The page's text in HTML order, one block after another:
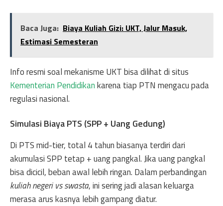
Baca Juga: Biaya Kuliah Gizi: UKT, Jalur Masuk,
Estimasi Semesteran
Info resmi soal mekanisme UKT bisa dilihat di situs
Kementerian Pendidikankarena tiap PTN mengacu pada
regulasi nasional.
Simulasi Biaya PTS (SPP + Uang Gedung)
Di PTS mid-tier, total 4 tahun biasanya terdiri dari
akumulasi SPP tetap + uang pangkal. Jika uang pangkal
bisa dicicil, beban awal lebih ringan. Dalam perbandingan
kuliah negeri vs swasta, ini sering jadi alasan keluarga
merasa arus kasnya lebih gampang diatur.